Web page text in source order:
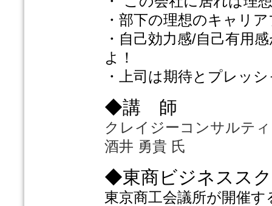
・部下の理想のキャリ
・自己効力感/自己有用
よ！
・上司は期待とプレッ
◆講 師
クレイジーコンサルテ
酒井 勇貴 氏
◆東商ビジネスス
東京商工会議所が開催